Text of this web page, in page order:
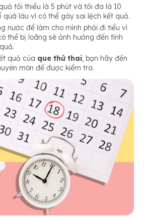
tối thiểu là 5 phút và tối đa là 10
quá lâu vì có thể gây sai lệch kết quả.
nước để làm cho mình phải đi tiểu vì
thể bị loãng sẽ ảnh hưởng đến tính
quả của que thử thai , bạn hãy đến
môn để được kiểm tra.